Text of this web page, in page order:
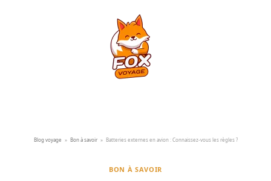
Blog voyage » Bon à savoir » Batteries externes en avion : Connaissez-vous les règles ?
BON À SAVOIR